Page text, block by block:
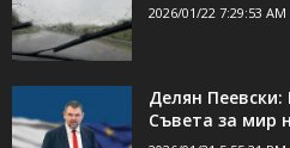
2026/01/22 7:29:53 AM
Делян
Съвета за мир